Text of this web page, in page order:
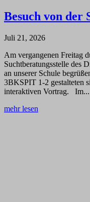
Besuch von der
Juli 21, 2026
Am vergangenen Freitag
Suchtberatungsstelle des
an unserer Schule
3BKSPIT 1-2 gestalteten
interaktiven Vortrag. Im...
mehr lesen